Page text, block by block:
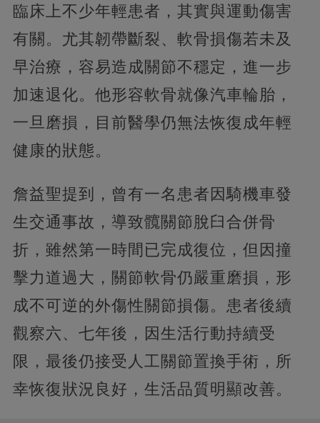
臨床上不少年輕患者，其實與運動傷害
有關。尤其韌帶斷裂、軟骨損傷若未及
早治療，容易造成關節不穩定，進一步
加速退化。他形容軟骨就像汽車輪胎，
一旦磨損，目前醫學仍無法恢復成年輕
健康的狀態。
詹益聖提到，曾有一名患者因騎機車發
生交通事故，導致髖關節脫臼合併骨
折，雖然第一時間已完成復位，但因撞
擊力道過大，關節軟骨仍嚴重磨損，形
成不可逆的外傷性關節損傷。患者後續
觀察六、七年後，因生活行動持續受
限，最後仍接受人工關節置換手術，所
幸恢復狀況良好，生活品質明顯改善。